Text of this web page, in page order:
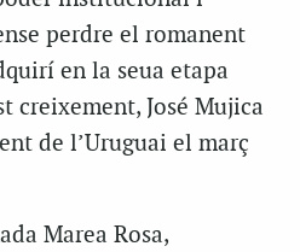
perdre el romanent
en la seua etapa
creixement, José Mujica
de l’Uruguai el març
Marea Rosa,